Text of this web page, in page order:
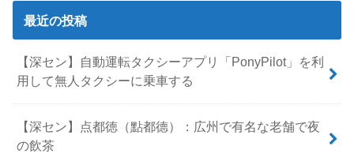
最近の投稿
【深セン】自動運転タクシーアプリ「PonyPilot」を利
用して無人タクシーに乗車する
【深セン】点都徳（點都德）：広州で有名な老舗で夜
の飲茶